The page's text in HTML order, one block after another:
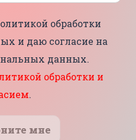
обработки
и даю согласие на
данных.
обработки и
.
мне